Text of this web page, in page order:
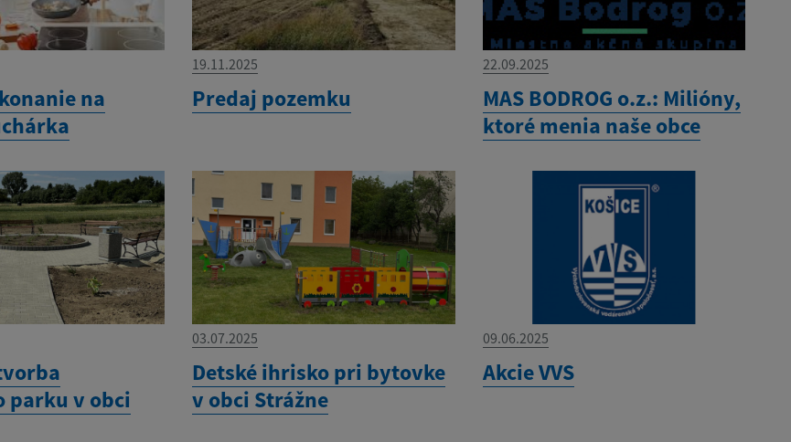
na
19.11.2025
Predaj pozemku
22.09.2025
MAS BODROG o.z.: Milióny,
ktoré menia naše obce
parku v obci
03.07.2025
Detské ihrisko pri bytovke
v obci Strážne
09.06.2025
Akcie VVS